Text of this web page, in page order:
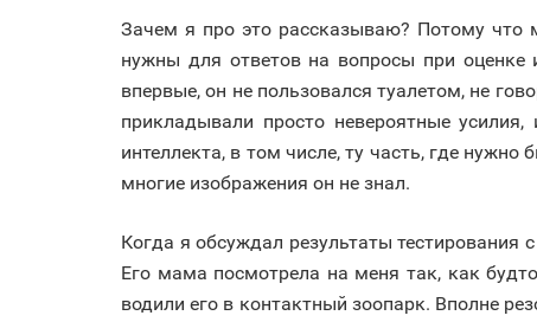
Зачем я про это рассказываю? Потому что
нужны для ответов на вопросы при оценке
впервые, он не пользовался туалетом, не
прикладывали просто невероятные
интеллекта, в том числе, ту часть, где
многие изображения он не знал.
Когда я обсуждал результаты
Его мама посмотрела на меня так, как
водили его в контактный зоопарк. Вполне